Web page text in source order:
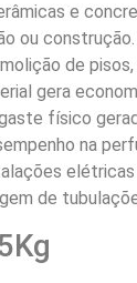
e
ou
de
gera
físico
na
elétricas
de